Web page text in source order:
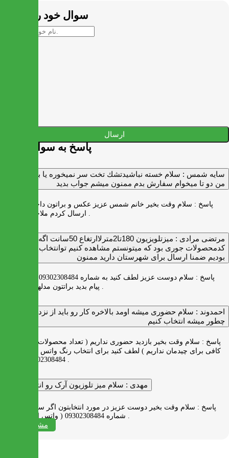
سوال خود را بپرسید
ارسال
پاسخ به سوالات شما
سايه شمس : سلام خسته نباشيدتشك تخت سر نميخوره يا برنميگرده
من دو تا ميخوام سفارش بدم ممنون ميشم جواب بديد
پاسخ : سلام وقت بخیر خانم شمس عزیز عکس و براتون داخل واتس اپ
مرتضی مرادی :
میزتلویزیون 180تا2مترلاارتغاع 50سانت اگه
کدمحصولات جوری بود که میتونستم مشاهده کنیم توانتخاب راحت‌تر
بودیم ضمنا ارسال برای شهرستان دارید ممنون
پاسخ :
پیام بدید براتتون مدلها رو بفرستیم .
احمدوند : سلام حضوری میشه اومد بالاخره کار رو باید از نزدیک دید
چطور میشه انتخاب کنیم
پاسخ : سلام وقت بخیر بازدید حضوری نداریم ( تعداد محصولات زیاد و فضای
کافی برای چیدمان نداریم ) لطف کنید برای انتخاب رنگ واتس اپ به شماره
مهدی : سلام میز تلوزیون آرک رو انتخاب کردم
پاسخ : سلام وقت بخیر دوست عزیز در مورد انتخابتون اگر سوالی دارید به
شماره 09302308484 ( واتس اپ ) پیام بدید .
مشاهده همه